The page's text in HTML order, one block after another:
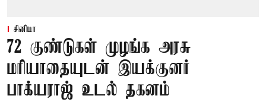
சினிமா
72 குண்டுகள் முழங்க அரசு
மரியாதையுடன் இயக்குனர்
பாக்யராஜ் உடல் தகனம்